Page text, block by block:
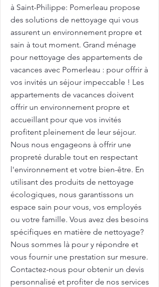
à Saint-Philippe: Pomerleau propose
des solutions de nettoyage qui vous
assurent un environnement propre et
sain à tout moment. Grand ménage
pour nettoyage des appartements de
vacances avec Pomerleau : pour offrir à
vos invités un séjour impeccable ! Les
appartements de vacances doivent
offrir un environnement propre et
accueillant pour que vos invités
profitent pleinement de leur séjour.
Nous nous engageons à offrir une
propreté durable tout en respectant
l'environnement et votre bien-être. En
utilisant des produits de nettoyage
écologiques, nous garantissons un
espace sain pour vous, vos employés
ou votre famille. Vous avez des besoins
spécifiques en matière de nettoyage?
Nous sommes là pour y répondre et
vous fournir une prestation sur mesure.
Contactez-nous pour obtenir un devis
personnalisé et profiter de nos services